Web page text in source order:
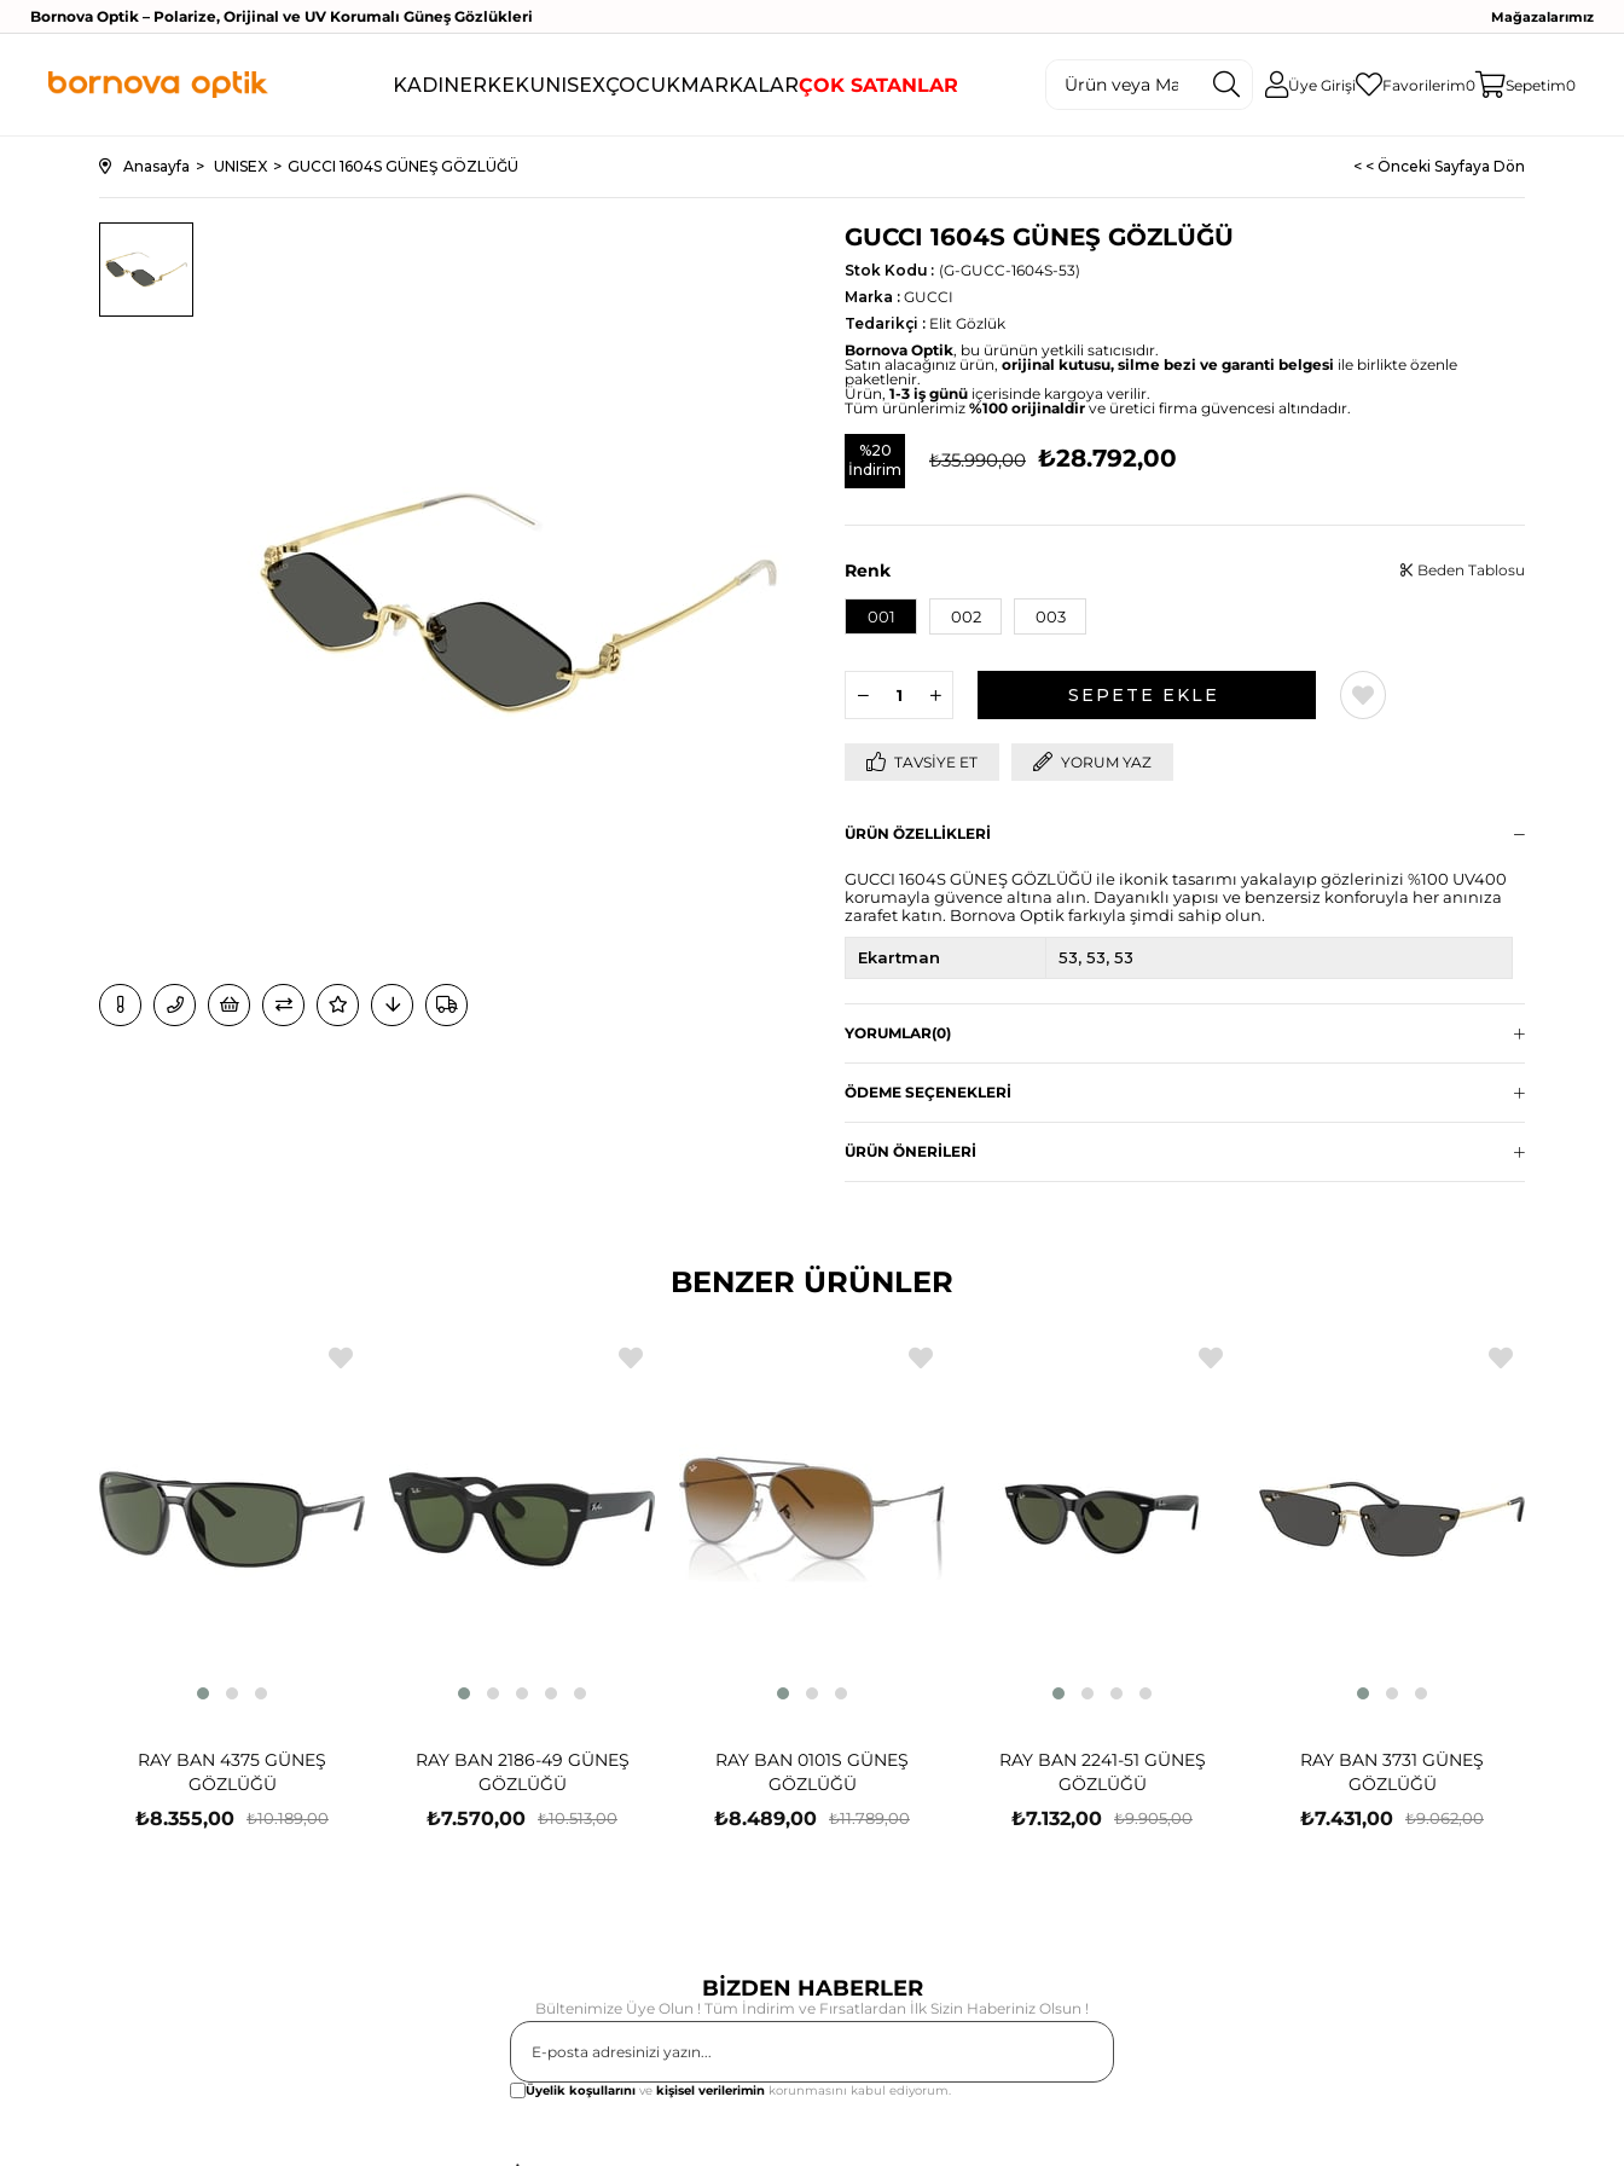
Bornova Optik – Polarize, Orijinal ve UV Korumalı Güneş Gözlükleri Mağazalarımız
KADINERKEKUNISEXÇOCUKMARKALARÇOK SATANLAR Üye Girişi Favorilerim0 Sepetim0
Anasayfa UNISEX GUCCI 1604S GÜNEŞ GÖZLÜĞÜ < < Önceki Sayfaya Dön
GUCCI 1604S GÜNEŞ GÖZLÜĞÜ
(G-GUCC-1604S-53)
Stok Kodu
Marka : GUCCI
Tedarikçi : Elit Gözlük
Bornova Optik, bu ürünün yetkili satıcısıdır.
Satın alacağınız ürün, orijinal kutusu, silme bezi ve garanti belgesi ile birlikte özenle
paketlenir.
Ürün, 1-3 iş günü içerisinde kargoya verilir.
Tüm ürünlerimiz %100 orijinaldirve üretici firma güvencesi altındadır.
%20
İndirim
₺35.990,00 ₺28.792,00
Renk
001 002 003
Beden Tablosu
TAVSIYE ET YORUM YAZ
ÜRÜN ÖZELLIKLERI
GUCCI 1604S GÜNEŞ GÖZLÜĞÜ ile ikonik tasarımı yakalayıp gözlerinizi %100 UV400
korumayla güvence altına alın. Dayanıklı yapısı ve benzersiz konforuyla her anınıza
zarafet katın. Bornova Optik farkıyla şimdi sahip olun.
Ekartman 53 53 53
YORUMLAR(0)
ÖDEME SEÇENEKLERI
ÜRÜN ÖNERILERI
BENZER ÜRÜNLER
RAY BAN 4375 GÜNEŞ
GÖZLÜĞÜ
₺8.355,00 ₺10.189,00
RAY BAN 2186-49 GÜNEŞ
GÖZLÜĞÜ
₺7.570,00 ₺10.513,00
RAY BAN 0101S GÜNEŞ
GÖZLÜĞÜ
₺8.489,00 ₺11.789,00
RAY BAN 2241-51 GÜNEŞ
GÖZLÜĞÜ
₺7.132,00 ₺9.905,00
RAY BAN 3731 GÜNEŞ
GÖZLÜĞÜ
₺7.431,00 ₺9.062,00
BİZDEN HABERLER
Bültenimize Üye Olun ! Tüm İndirim ve Fırsatlardan İlk Sizin Haberiniz Olsun !
Üyelik koşullarını ve kişisel verilerimin korunmasını kabul ediyorum.